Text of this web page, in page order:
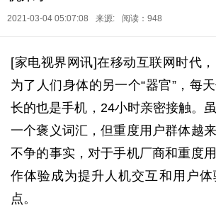
2021-03-04 05:07:08 来源: 阅读：948
[家电视界网讯]在移动互联网时代
为了人们身体的另一个“器官”，每
长的也是手机，24小时亲密接触。
一个褒义词汇，但重度用户群体越
不争的事实，对于手机厂商和重度
作体验成为提升人机交互和用户
点。